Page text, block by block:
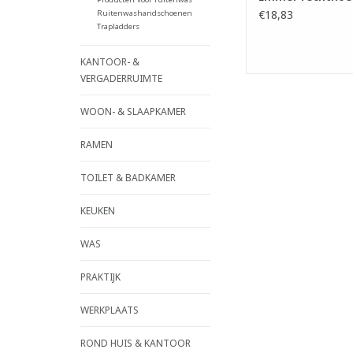
Ruitenwashandschoenen
Trapladders
KANTOOR- &
VERGADERRUIMTE
WOON- & SLAAPKAMER
RAMEN
TOILET & BADKAMER
KEUKEN
WAS
PRAKTIJK
WERKPLAATS
ROND HUIS & KANTOOR
€18,83